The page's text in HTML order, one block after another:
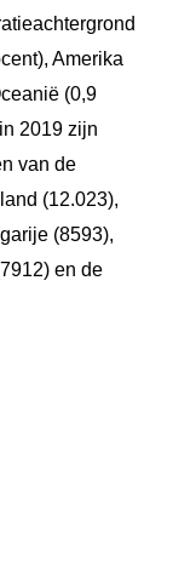
Amerika
(0,9
2019 zijn
van de
(12.023),
(8593),
en de